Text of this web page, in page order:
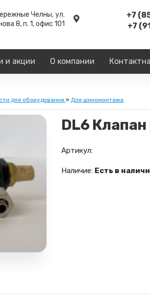
Челны, ул.
8, п. 1, офис 101
+7
+7
и акции О компании
для оборудования » Для шиномонтажа
DL6
Артикул:
Наличие: Есть в